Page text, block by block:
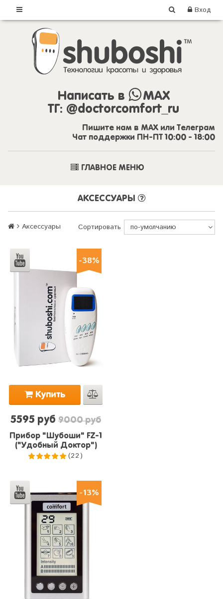
Вход
Написать в
MAX
ТГ: @doctorcomfort_ru
Пишите нам в MAX или Телеграм
Чат поддержки ПН-ПТ 10:00 - 18:00
ГЛАВНОЕ МЕНЮ
АКСЕССУАРЫ
Аксессуары Сортировать
-38%
Купить
5595 руб 9000 руб
Прибор "Шубоши" FZ-1
("Удобный Доктор")
(22)
-13%